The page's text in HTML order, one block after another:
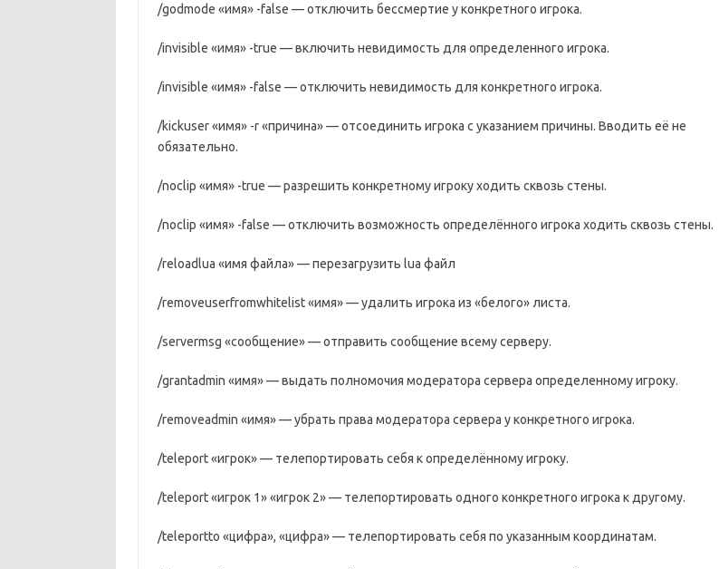
/godmode «имя» -false — отключить бессмертие у конкретного игрока.
/invisible «имя» -true — включить невидимость для определенного игрока.
/invisible «имя» -false — отключить невидимость для конкретного игрока.
/kickuser «имя» -r «причина» — отсоединить игрока с указанием причины. Вводить её не
обязательно.
/noclip «имя» -true — разрешить конкретному игроку ходить сквозь стены.
/noclip «имя» -false — отключить возможность определённого игрока ходить сквозь стены.
/reloadlua «имя файла» — перезагрузить lua файл
/removeuserfromwhitelist «имя» — удалить игрока из «белого» листа.
/servermsg «сообщение» — отправить сообщение всему серверу.
/grantadmin «имя» — выдать полномочия модератора сервера определенному игроку.
/removeadmin «имя» — убрать права модератора сервера у конкретного игрока.
/teleport «игрок» — телепортировать себя к определённому игроку.
/teleport «игрок 1» «игрок 2» — телепортировать одного конкретного игрока к другому.
/teleportto «цифра», «цифра» — телепортировать себя по указанным координатам.